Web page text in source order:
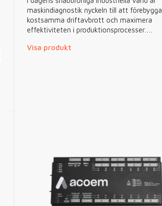
maskindiagnostik nyckeln till att förebygga
kostsamma driftavbrott och maximera
effektiviteten i produktionsprocesser….
Visa produkt